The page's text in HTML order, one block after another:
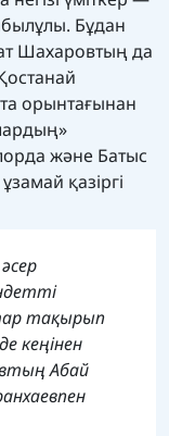
Бұдан
Шахаровтың да
орынтағынан
және Батыс
қазіргі
тақырып
кеңінен
Абай